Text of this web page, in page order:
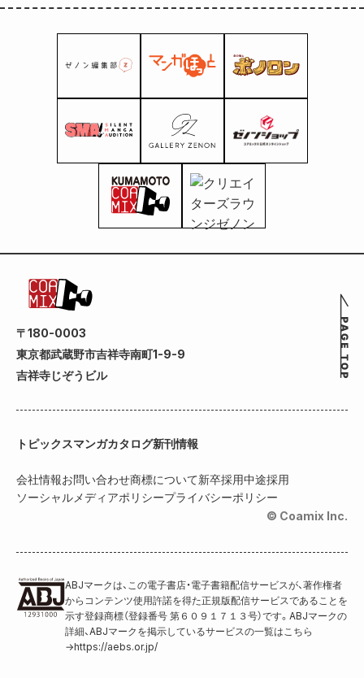
〒180-0003
東京都武蔵野市吉祥寺南町1-9-9
吉祥寺じぞうビル
トピックスマンガカタログ新刊情報
会社情報お問い合わせ商標について新卒採用中途採用
ソーシャルメディアポリシープライバシーポリシー
© Coamix Inc.
ABJマークは、この電子書店・電子書籍配信サービスが、著作権者
からコンテンツ使用許諾を得た正規版配信サービスであることを
示す登録商標（登録番号 第６０９１７１３号）です。ABJマークの
詳細、ABJマークを掲示しているサービスの一覧はこちら
→https://aebs.or.jp/